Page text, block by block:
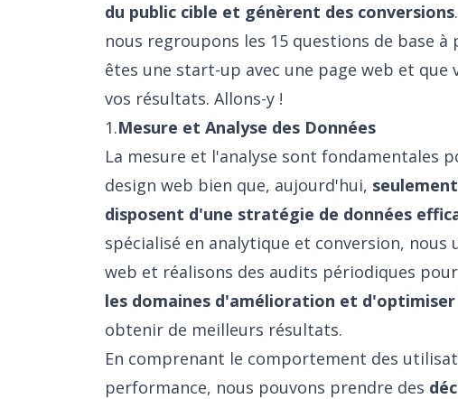
du public cible et génèrent des conversions
nous regroupons les 15 questions de base
êtes une start-up avec une page web et
vos résultats. Allons-y !
1.Mesure et Analyse des Données
La mesure et l'analyse sont fondamentales
design web bien que, aujourd'hui,
disposent d'une stratégie de données
spécialisé en analytique et conversion, nous
web et réalisons des audits périodiques
les domaines d'amélioration et
obtenir de meilleurs résultats.
En comprenant le comportement des
performance, nous pouvons prendre des